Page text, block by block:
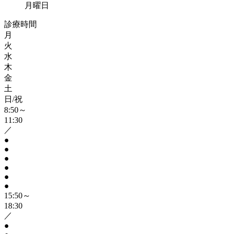
月曜日
診療時間
月
火
水
木
金
土
日/祝
8:50～
11:30
／
●
●
●
●
●
●
15:50～
18:30
／
●